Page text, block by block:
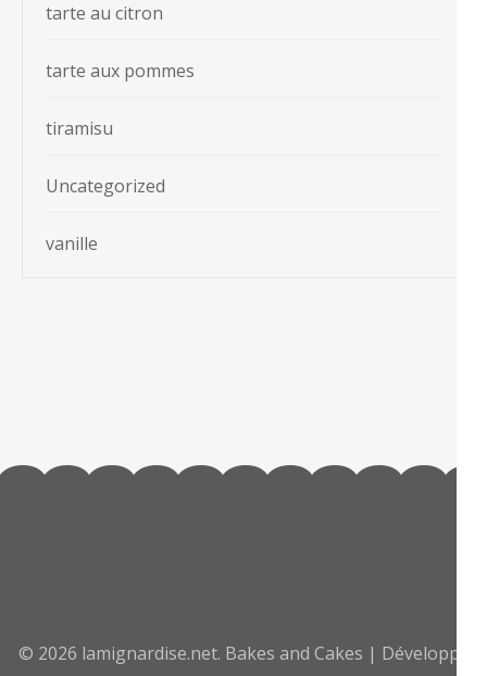
tarte au citron
tarte aux pommes
tiramisu
Uncategorized
vanille
© 2026 lamignardise.net. Bakes and Cakes | Développé